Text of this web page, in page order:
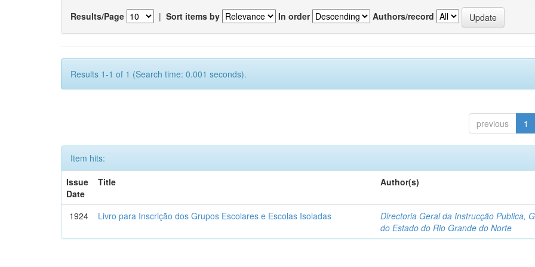
Results/Page | Sort items by In order Authors/record
Results 1-1 of 1 (Search time: 0.001 seconds).
previous 1
Item hits:
Issue
Date
Title Author(s)
1924 Livro para Inscrição dos Grupos Escolares e Escolas Isoladas
Directoria Geral da Instrucção Publica,
do Estado do Rio Grande do Norte